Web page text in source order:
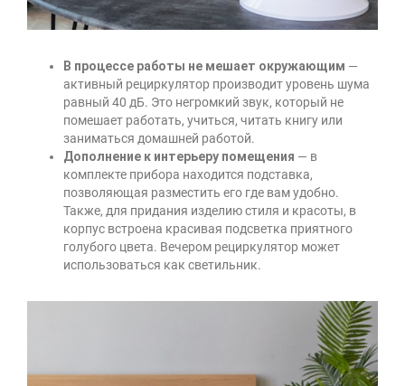
В процессе работы не мешает окружающим —
активный рециркулятор производит уровень шума
равный 40 дБ. Это негромкий звук, который не
помешает работать, учиться, читать книгу или
заниматься домашней работой.
Дополнение к интерьеру помещения — в
комплекте прибора находится подставка,
позволяющая разместить его где вам удобно.
Также, для придания изделию стиля и красоты, в
корпус встроена красивая подсветка приятного
голубого цвета. Вечером рециркулятор может
использоваться как светильник.